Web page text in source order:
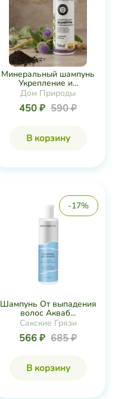
Минеральный шампунь
Укрепление и...
Дом Природы
450 ₽ 590 ₽
В корзину
-17%
Шампунь От выпадения
волос Акваб...
Сакские Грязи
566 ₽ 685 ₽
В корзину